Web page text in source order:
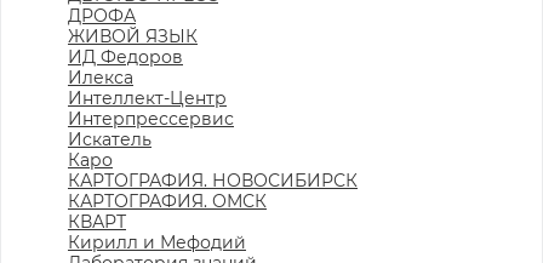
ДРОФА
ЖИВОЙ ЯЗЫК
ИД Федоров
Илекса
Интеллект-Центр
Интерпрессервис
Искатель
Каро
КАРТОГРАФИЯ. НОВОСИБИРСК
КАРТОГРАФИЯ. ОМСК
КВАРТ
Кирилл и Мефодий